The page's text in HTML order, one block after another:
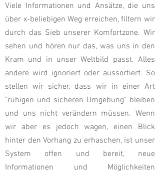
Viele Informationen und Ansätze, die uns
über x-beliebigen Weg erreichen, filtern wir
durch das Sieb unserer Komfortzone. Wir
sehen und hören nur das, was uns in den
Kram und in unser Weltbild passt. Alles
andere wird ignoriert oder aussortiert. So
stellen wir sicher, dass wir in einer Art
"ruhigen und sicheren Umgebung" bleiben
und uns nicht verändern müssen. Wenn
wir aber es jedoch wagen, einen Blick
hinter den Vorhang zu erhaschen, ist unser
System offen und bereit, neue
Informationen und Möglichkeiten